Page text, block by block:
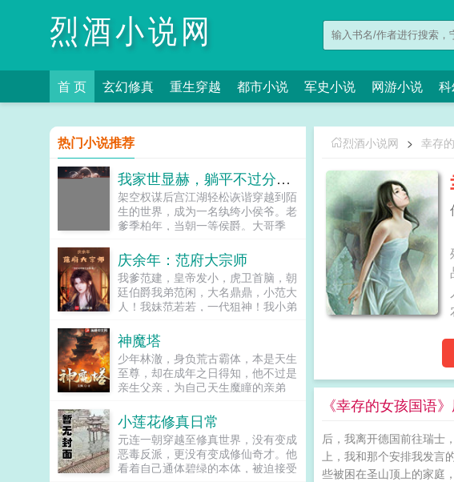
烈酒小说网
首 页 玄幻修真 重生穿越 都市小说 军史小说 网游小说
烈酒小说网 > 幸存
《幸存的女孩国语
后，我离开德国前往瑞士
上，我和那个安排我发言
些被困在圣山顶上的家庭
热门小说推荐
我家世显赫，躺平不过分吧！
架空权谋后宫江湖轻松诙谐穿越到陌
生的世界，成为一名纨绔小侯爷。老
爹季柏年，当朝一等侯爵。大哥季
宁，才华横溢，当朝驸马爷。三姐季
芸，淑妃娘娘，宠冠后宫。四哥季
扬，创建商盟，富甲天下。五哥季
平，江湖豪杰，青衣楼楼主。季怀安
穿越而来，成了史上最强老六。他本
贵，做一名快乐的小侯爷。不想侯府
接连惨遭变故，他凭借着过人的机
智，拯救家族，玩转庙堂与江湖，赢
得红颜知己无数。...
庆余年：范府大宗师
我爹范建，皇帝发小，虎卫首脑，朝
廷伯爵我弟范闲，大名鼎鼎，小范大
人！我妹范若若，一代狙神！我小弟
老板。我，一个平平无奇的范府嫡长
子为了不给家里人拖后腿，只好当个
宗师了！没有宗师的家族，怎么能算
大庆第一家族呢？...
神魔塔
少年林澈，身负荒古霸体，本是天生
至尊，却在成年之日得知，他不过是
亲生父亲，为自己天生魔瞳的亲弟
女所生，出身卑微，就被视作可牺牲
的弃子！不就是一块骨，我林澈今
天，削骨还父，自此以后，与你林玄
奇，再无瓜葛！自此，林澈削骨还
父，觉醒太古混沌体，斗圣子，战诸
小莲花修真日常
元连一朝穿越至修真世界，没有变成
恶毒反派，更没有变成修仙奇才。他
看着自己通体碧绿的本体，被迫接受